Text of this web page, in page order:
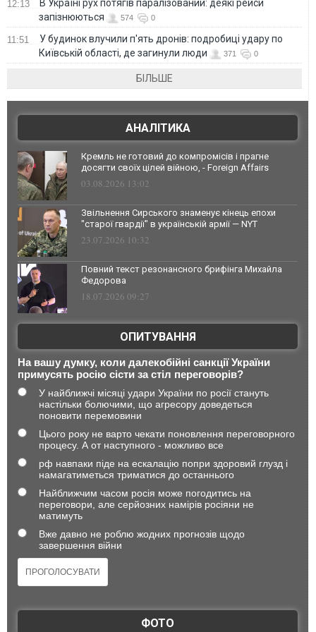
12:13
В Україні рух потягів паралізований: деякі рейси
запізнюються
574 0
11:51
У будинок влучили п'ять дронів: подробиці удару по
Київській області, де загинули люди
371 0
БІЛЬШЕ
АНАЛІТИКА
Кремль не готовий до компромісів і прагне
досягти своїх цілей війною, - Foreign Affairs
03.08.2026 13:02
Звільнення Сирського знаменує кінець епохи
"старої гвардії" в українській армії — NYT
23.07.2026 10:32
Повний текст резонансного брифінга Михайла
Федорова
18.07.2026 09:27
ОПИТУВАННЯ
На вашу думку, коли далекобійні санкції України
примусять росію сісти за стіл переговорів?
У найближчі місяці удари України по росії стануть
настільки болючими, що агресору доведеться
поновити перемовини
Цього року не варто чекати поновлення переговорного
процесу. А от наступного - можливо все
рф навпаки піде на ескалацію попри здоровий глузд і
намагатиметься триматися до останнього
Найближчим часом росія може погодитись на
переговори, але серйозних намірів росіяни не
матимуть
Вже давно не роблю жодних прогнозів щодо
завершення війни
ФОТО